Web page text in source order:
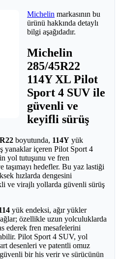
Michelin markasının bu
ürünü hakkında detaylı
bilgi aşağıdadır.
Michelin
285/45R22
114Y XL Pilot
Sport 4 SUV ile
güvenli ve
keyifli sürüş
boyutunda, 114Y yük
yanaklar içeren Pilot Sport 4
yol tutuşunu ve fren
taşımayı hedefler. Bu yaz lastiği
hızlarda dengesini
ve virajlı yollarda güvenli sürüş
yük endeksi, ağır yükler
özellikle uzun yolculuklarda
ederek fren mesafelerini
Pilot Sport 4 SUV, yol
desenleri ve patentli omuz
bir his verir ve sürücünün